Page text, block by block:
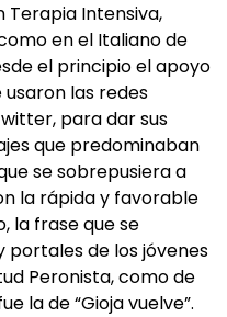
Terapia Intensiva,
en el Italiano de
el principio el apoyo
las redes
para dar sus
que predominaban
se sobrepusiera a
la rápida y favorable
la frase que se
portales de los jóvenes
Peronista, como de
la de “Gioja vuelve”.